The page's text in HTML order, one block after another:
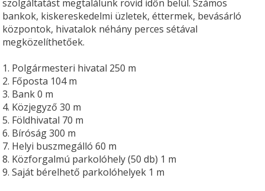
szolgáltatást megtalálunk rövid időn belül. Számos
bankok, kiskereskedelmi üzletek, éttermek, bevásárló
központok, hivatalok néhány perces sétával
megközelíthetőek.
1. Polgármesteri hivatal 250 m
2. Főposta 104 m
3. Bank 0 m
4. Közjegyző 30 m
5. Földhivatal 70 m
6. Bíróság 300 m
7. Helyi buszmegálló 60 m
8. Közforgalmú parkolóhely (50 db) 1 m
9. Saját bérelhető parkolóhelyek 1 m